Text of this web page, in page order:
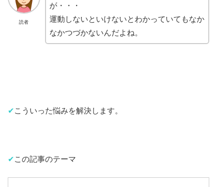
読者
が・・・
運動しないといけないとわかっていてもなか
なかつづかないんだよね。
✔︎こういった悩みを解決します。
✔︎この記事のテーマ